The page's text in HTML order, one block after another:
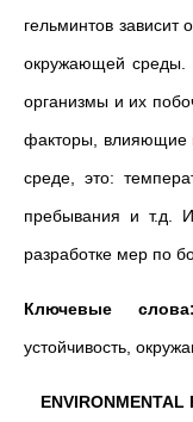
гельминтов зависит
окружающей среды.
организмы и их
факторы, влияющие
среде, это:
пребывания и т.д.
разработке мер по
Ключевые слова:
устойчивость,
ENVIRONMENTAL